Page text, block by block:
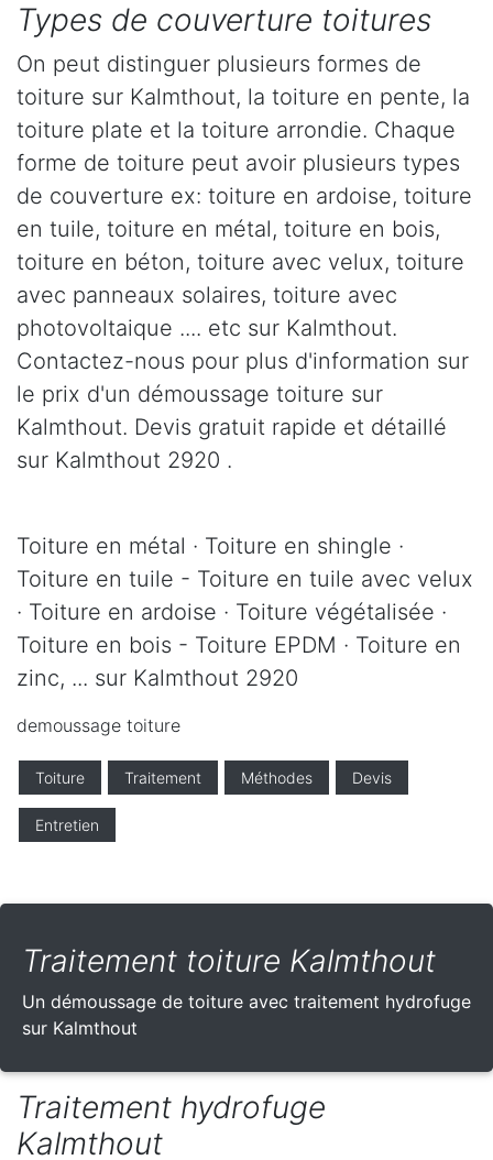
Types de couverture toitures
On peut distinguer plusieurs formes de
toiture sur Kalmthout, la toiture en pente, la
toiture plate et la toiture arrondie. Chaque
forme de toiture peut avoir plusieurs types
de couverture ex: toiture en ardoise, toiture
en tuile, toiture en métal, toiture en bois,
toiture en béton, toiture avec velux, toiture
avec panneaux solaires, toiture avec
photovoltaique .... etc sur Kalmthout.
Contactez-nous pour plus d'information sur
le prix d'un démoussage toiture sur
Kalmthout. Devis gratuit rapide et détaillé
sur Kalmthout 2920 .
Toiture en métal · Toiture en shingle ·
Toiture en tuile - Toiture en tuile avec velux
· Toiture en ardoise · Toiture végétalisée ·
Toiture en bois - Toiture EPDM · Toiture en
zinc, ... sur Kalmthout 2920
demoussage toiture
Toiture Traitement Méthodes Devis
Entretien
Traitement toiture Kalmthout
Un démoussage de toiture avec traitement hydrofuge
sur Kalmthout
Traitement hydrofuge
Kalmthout